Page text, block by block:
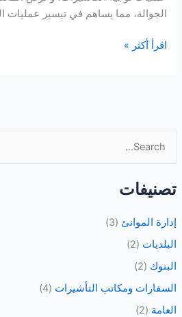
ح
ث
ع
تصنيفات
إدارة الموانئ (3)
البلديات (2)
البنوك (2)
السفارات ومكاتب التأشيرات (4)
العامة (2)
الجوالة، مما يساهم في تيسير عمليات
نظام
متاجر
اقرأ أكثر »